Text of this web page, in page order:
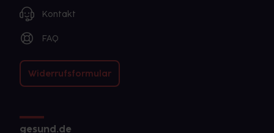
Kontakt
FAQ
Widerrufsformular
gesund.de